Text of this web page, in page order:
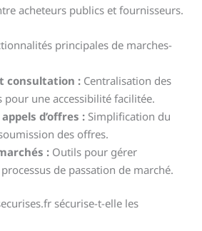
acheteurs publics et fournisseurs.
principales de marches-
consultation : Centralisation des
pour une accessibilité facilitée.
d’offres : Simplification du
des offres.
: Outils pour gérer
processus de passation de marché.
sécurise-t-elle les